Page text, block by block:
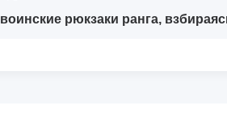
воинские рюкзаки ранга,